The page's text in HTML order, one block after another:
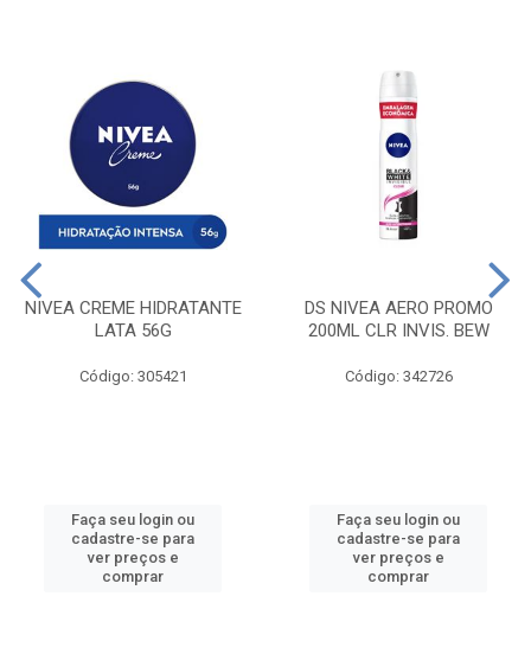
NIVEA CREME HIDRATANTE
LATA 56G
Código: 305421
Faça seu login ou
cadastre-se para
ver preços e
comprar
DS NIVEA AERO PROMO
200ML CLR INVIS. BEW
Código: 342726
Faça seu login ou
cadastre-se para
ver preços e
comprar